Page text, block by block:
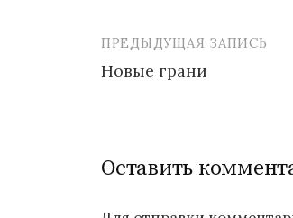
в
и
ПРЕДЫДУЩАЯ ЗАПИСЬ
Новые грани
Оставить